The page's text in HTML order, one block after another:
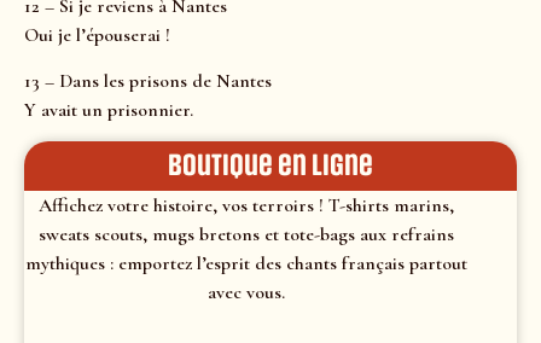
12 – Si je reviens à Nantes
Oui je l’épouserai !
13 – Dans les prisons de Nantes
Y avait un prisonnier.
Boutique en ligne
Affichez votre histoire, vos terroirs ! T-shirts marins,
sweats scouts, mugs bretons et tote-bags aux refrains
mythiques : emportez l’esprit des chants français partout
avec vous.